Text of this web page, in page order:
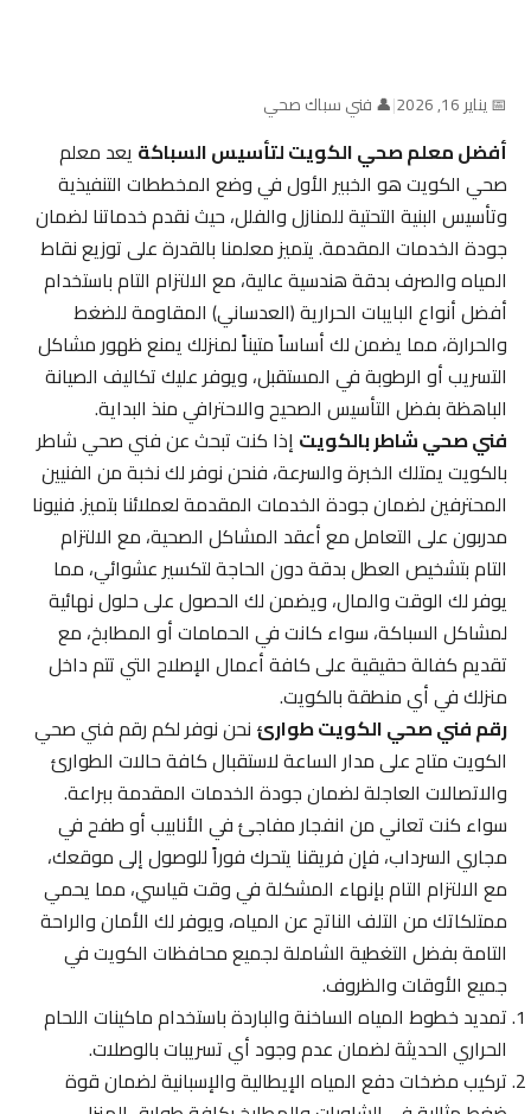
📅 يناير 16, 2026 |👤 فني سباك صحي
أفضل معلم صحي الكويت لتأسيس السباكةيعد معلم
صحي الكويت هو الخبير الأول في وضع المخططات التنفيذية
وتأسيس البنية التحتية للمنازل والفلل، حيث نقدم خدماتنا لضمان
جودة الخدمات المقدمة. يتميز معلمنا بالقدرة على توزيع نقاط
المياه والصرف بدقة هندسية عالية، مع الالتزام التام باستخدام
أفضل أنواع البايبات الحرارية (العدساني) المقاومة للضغط
والحرارة، مما يضمن لك أساساً متيناً لمنزلك يمنع ظهور مشاكل
التسريب أو الرطوبة في المستقبل، ويوفر عليك تكاليف الصيانة
الباهظة بفضل التأسيس الصحيح والاحترافي منذ البداية.
فني صحي شاطر بالكويتإذا كنت تبحث عن فني صحي شاطر
بالكويت يمتلك الخبرة والسرعة، فنحن نوفر لك نخبة من الفنيين
المحترفين لضمان جودة الخدمات المقدمة لعملائنا بتميز. فنيونا
مدربون على التعامل مع أعقد المشاكل الصحية، مع الالتزام
التام بتشخيص العطل بدقة دون الحاجة لتكسير عشوائي، مما
يوفر لك الوقت والمال، ويضمن لك الحصول على حلول نهائية
لمشاكل السباكة، سواء كانت في الحمامات أو المطابخ، مع
تقديم كفالة حقيقية على كافة أعمال الإصلاح التي تتم داخل
منزلك في أي منطقة بالكويت.
رقم فني صحي الكويت طوارئنحن نوفر لكم رقم فني صحي
الكويت متاح على مدار الساعة لاستقبال كافة حالات الطوارئ
والاتصالات العاجلة لضمان جودة الخدمات المقدمة ببراعة.
سواء كنت تعاني من انفجار مفاجئ في الأنابيب أو طفح في
مجاري السرداب، فإن فريقنا يتحرك فوراً للوصول إلى موقعك،
مع الالتزام التام بإنهاء المشكلة في وقت قياسي، مما يحمي
ممتلكاتك من التلف الناتج عن المياه، ويوفر لك الأمان والراحة
التامة بفضل التغطية الشاملة لجميع محافظات الكويت في
جميع الأوقات والظروف.
تمديد خطوط المياه الساخنة والباردة باستخدام ماكينات اللحام
الحراري الحديثة لضمان عدم وجود أي تسريبات بالوصلات.
تركيب مضخات دفع المياه الإيطالية والإسبانية لضمان قوة